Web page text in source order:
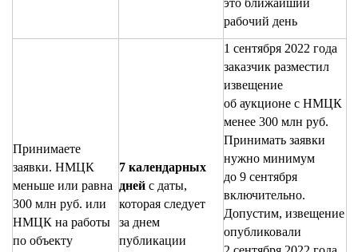
это ближайший
рабочий день
Принимаете
заявки. НМЦК
меньше или равна
300 млн руб. или
НМЦК на работы
по объекту
7 календарных
дней с даты,
которая следует
за днем
публикации
1 сентября 2022 года
заказчик разместил
извещение
об аукционе с НМЦК
менее 300 млн руб.
Принимать заявки
нужно минимум
до 9 сентября
включительно.
Допустим, извещение
опубликовали